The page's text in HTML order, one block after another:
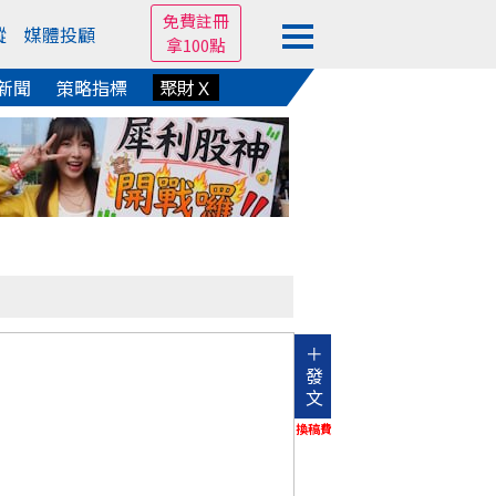
媒體投顧
免費註冊
拿100點
聞 策略指標 聚財Ｘ
＋
發
文
換稿費